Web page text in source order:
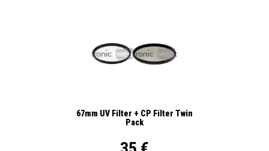
67mm UV Filter + CP Filter Twin
Pack